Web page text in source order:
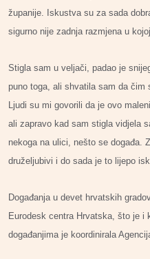
županije. Iskustva su za sada
sigurno nije zadnja razmjena u
Stigla sam u veljači, padao je
puno toga, ali shvatila sam da čim
Ljudi su mi govorili da je ovo
ali zapravo kad sam stigla vidjela
nekoga na ulici, nešto se događa.
druželjubivi i do sada je to lijepo
Događanja u devet hrvatskih
Eurodesk centra Hrvatska, što je i
događanjima je koordinirala